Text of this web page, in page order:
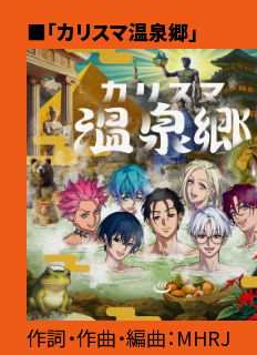
■「カリスマ温泉郷」
作詞・作曲・編曲：MHRJ